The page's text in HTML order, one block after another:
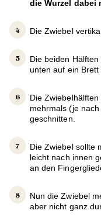
die Wurzel dabei
Die Zwiebel
Die beiden
unten auf ein Brett
Die
mehrmals (je
geschnitten.
Die Zwiebel sollte
leicht nach innen
an den
Nun die Zwiebel
aber nicht ganz